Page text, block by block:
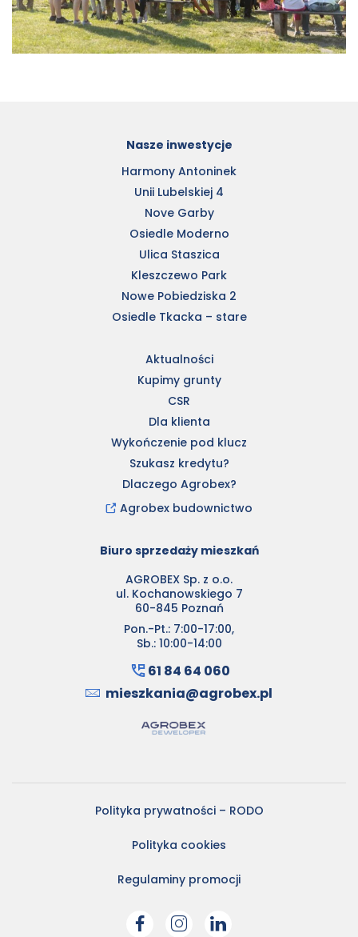
Nasze inwestycje
Harmony Antoninek
Unii Lubelskiej 4
Nove Garby
Osiedle Moderno
Ulica Staszica
Kleszczewo Park
Nowe Pobiedziska 2
Osiedle Tkacka – stare
Aktualności
Kupimy grunty
CSR
Dla klienta
Wykończenie pod klucz
Szukasz kredytu?
Dlaczego Agrobex?
Agrobex budownictwo
Biuro sprzedaży mieszkań
AGROBEX Sp. z o.o.
ul. Kochanowskiego 7
60-845 Poznań
Pon.-Pt.: 7:00-17:00,
Sb.: 10:00-14:00
61 84 64 060
mieszkania@agrobex.pl
Polityka prywatności – RODO
Polityka cookies
Regulaminy promocji